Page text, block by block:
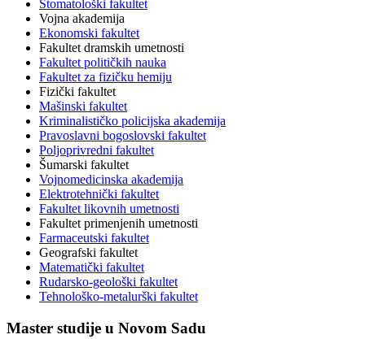
Stomatološki fakultet
Vojna akademija
Ekonomski fakultet
Fakultet dramskih umetnosti
Fakultet političkih nauka
Fakultet za fizičku hemiju
Fizički fakultet
Mašinski fakultet
Kriminalističko policijska akademija
Pravoslavni bogoslovski fakultet
Poljoprivredni fakultet
Šumarski fakultet
Vojnomedicinska akademija
Elektrotehnički fakultet
Fakultet likovnih umetnosti
Fakultet primenjenih umetnosti
Farmaceutski fakultet
Geografski fakultet
Matematički fakultet
Rudarsko-geološki fakultet
Tehnološko-metalurški fakultet
Master studije u Novom Sadu